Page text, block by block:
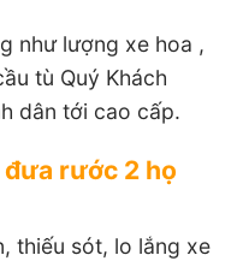
như lượng xe hoa ,
tù Quý Khách
dân tới cao cấp.
đưa rước 2 họ
thiếu sót, lo lắng xe